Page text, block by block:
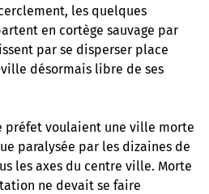
les quelques
en cortège sauvage par
par se disperser place
désormais libre de ses
préfet voulaient une ville morte
paralysée par les dizaines de
les axes du centre ville. Morte
ne devait se faire